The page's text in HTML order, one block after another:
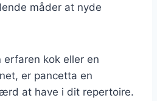
måder at nyde
erfaren kok eller en
er pancetta en
at have i dit repertoire.